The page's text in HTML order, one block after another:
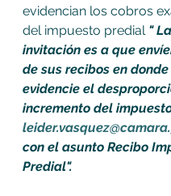
evidencian los cobros
del impuesto predial " La
invitación es a que
de sus recibos en donde
evidencie el
incremento del
con el asunto Recibo
Predial".